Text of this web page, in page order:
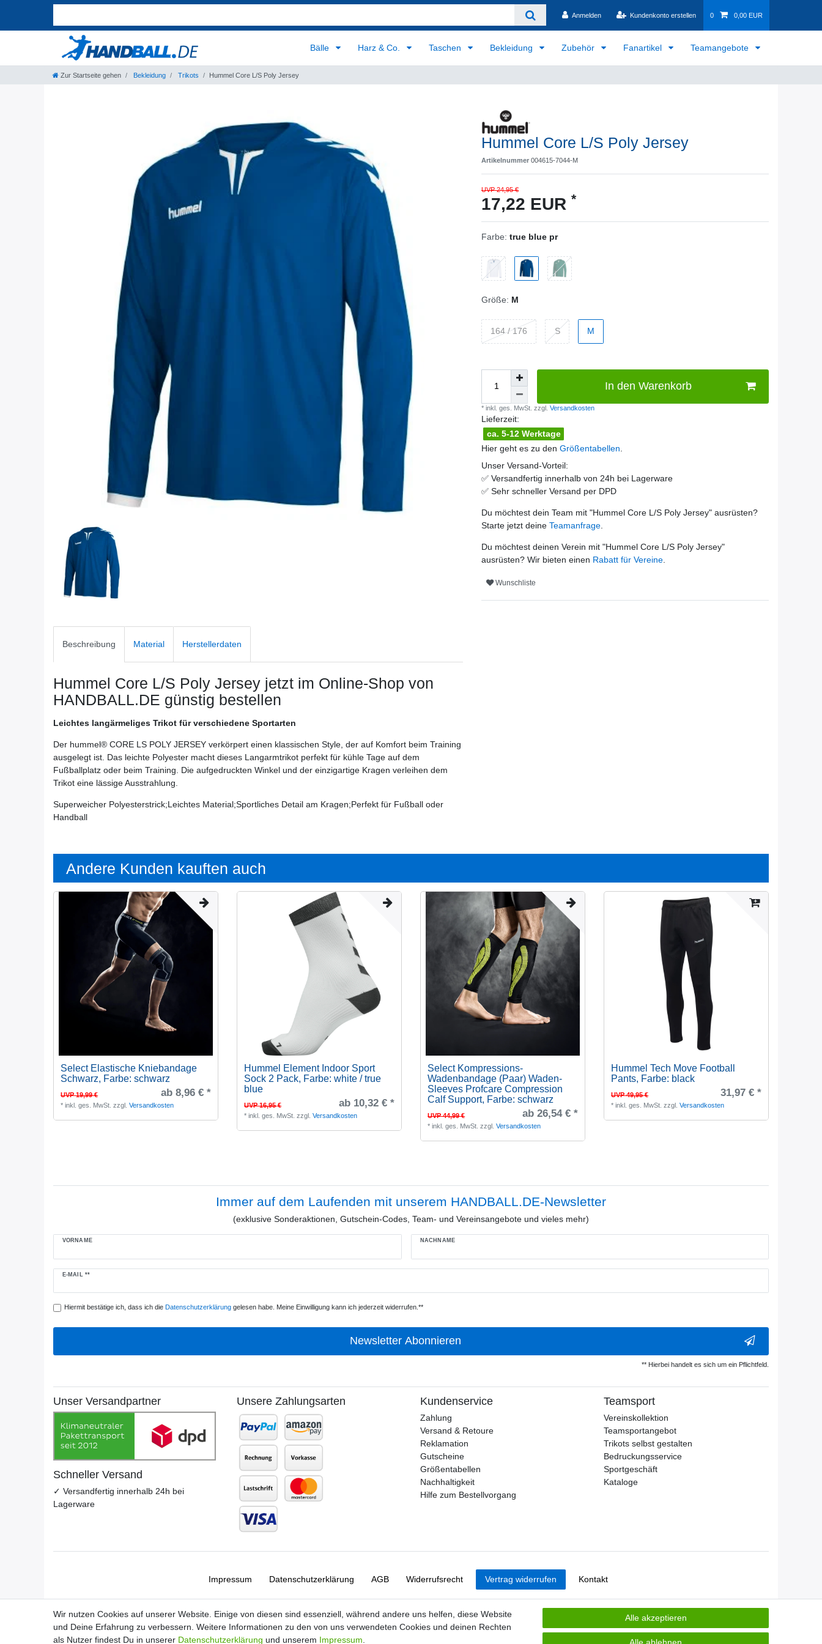
Anmelden Kundenkonto erstellen 0 0,00 EUR
Bälle Harz & Co. Taschen Bekleidung Zubehör Fanartikel Teamangebote
Zur Startseite gehen Bekleidung Trikots Hummel Core L/S Poly Jersey
Hummel Core L/S Poly Jersey
Artikelnummer 004615-7044-M
UVP 24,95 €
17,22 EUR *
Farbe: true blue pr
Größe: M
164 / 176 S M
In den Warenkorb
* inkl. ges. MwSt. zzgl. Versandkosten
Lieferzeit:
ca. 5-12 Werktage
Hier geht es zu den Größentabellen
Unser Versand-Vorteil:
✅ Versandfertig innerhalb von 24h bei Lagerware
✅ Sehr schneller Versand per DPD
Du möchtest dein Team mit "Hummel Core L/S Poly Jersey" ausrüsten?
Starte jetzt deine Teamanfrage
Du möchtest deinen Verein mit "Hummel Core L/S Poly Jersey"
ausrüsten? Wir bieten einen Rabatt für Vereine
Wunschliste
Beschreibung Material Herstellerdaten
Hummel Core L/S Poly Jersey jetzt im Online-Shop von
HANDBALL.DE günstig bestellen
Leichtes langärmeliges Trikot für verschiedene Sportarten
Der hummel® CORE LS POLY JERSEY verkörpert einen klassischen Style, der auf Komfort beim Training
ausgelegt ist. Das leichte Polyester macht dieses Langarmtrikot perfekt für kühle Tage auf dem
Fußballplatz oder beim Training. Die aufgedruckten Winkel und der einzigartige Kragen verleihen dem
Trikot eine lässige Ausstrahlung.
Superweicher Polyesterstrick;Leichtes Material;Sportliches Detail am Kragen;Perfekt für Fußball oder
Handball
Andere Kunden kauften auch
Select Elastische Kniebandage
Schwarz, Farbe: schwarz
UVP 19,99 € ab 8,96 € *
*inkl. ges. MwSt. zzgl.Versandkosten
Hummel Element Indoor Sport
Sock 2 Pack, Farbe: white / true
blue
UVP 16,95 € ab 10,32 € *
*inkl. ges. MwSt. zzgl.Versandkosten
Select Kompressions-
Wadenbandage (Paar) Waden-
Sleeves Profcare Compression
Calf Support, Farbe: schwarz
UVP 44,99 € ab 26,54 € *
*inkl. ges. MwSt. zzgl.Versandkosten
Hummel Tech Move Football
Pants, Farbe: black
UVP 49,95 € 31,97 € *
*inkl. ges. MwSt. zzgl.Versandkosten
Immer auf dem Laufenden mit unserem HANDBALL.DE-Newsletter
(exklusive Sonderaktionen, Gutschein-Codes, Team- und Vereinsangebote und vieles mehr)
VORNAME NACHNAME
E-MAIL **
Newsletter
Hiermit bestätige ich, dass ich die Daten­schutz­erklärunggelesen habe. Meine Einwilligung kann ich jederzeit widerrufen.**
Newsletter Abonnieren
** Hierbei handelt es sich um ein Pflichtfeld.
Unser Versandpartner
Schneller Versand
✓ Versandfertig innerhalb 24h bei
Lagerware
Unsere Zahlungsarten Kundenservice
Zahlung
Versand & Retoure
Reklamation
Gutscheine
Größentabellen
Nachhaltigkeit
Hilfe zum Bestellvorgang
Teamsport
Vereinskollektion
Teamsportangebot
Trikots selbst gestalten
Bedruckungsservice
Sportgeschäft
Kataloge
Impressum Daten­schutz­erklärung AGB Widerrufs­recht Vertrag widerrufen Kontakt
Wir nutzen Cookies auf unserer Website. Einige von diesen sind essenziell, während andere uns helfen, diese Website
und Deine Erfahrung zu verbessern. Weitere Informationen zu den von uns verwendeten Cookies und deinen Rechten
als Nutzer findest Du in unserer Daten­schutz­erklärung und unserem Impressum
Alle akzeptieren